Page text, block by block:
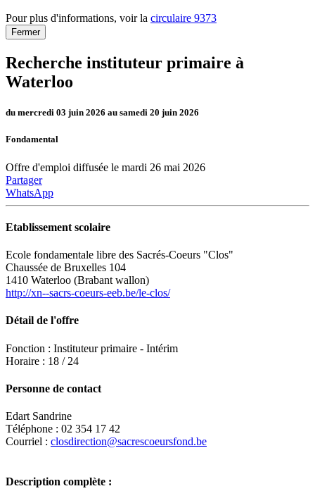
Pour plus d'informations, voir la circulaire 9373
Fermer
Recherche instituteur primaire à
Waterloo
du mercredi 03 juin 2026 au samedi 20 juin 2026
Fondamental
Offre d'emploi diffusée le mardi 26 mai 2026
Partager
WhatsApp
Etablissement scolaire
Ecole fondamentale libre des Sacrés-Coeurs "Clos"
Chaussée de Bruxelles 104
1410 Waterloo (Brabant wallon)
http://xn--sacrs-coeurs-eeb.be/le-clos/
Détail de l'offre
Fonction : Instituteur primaire - Intérim
Horaire : 18 / 24
Personne de contact
Edart Sandrine
Téléphone : 02 354 17 42
Courriel : closdirection@sacrescoeursfond.be
Description complète :